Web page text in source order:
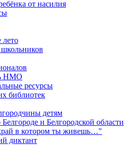
от насилия
лето
школьников
НМО
ресурсы
библиотек
детям
и Белгородской области
в котором ты живешь…"
диктант